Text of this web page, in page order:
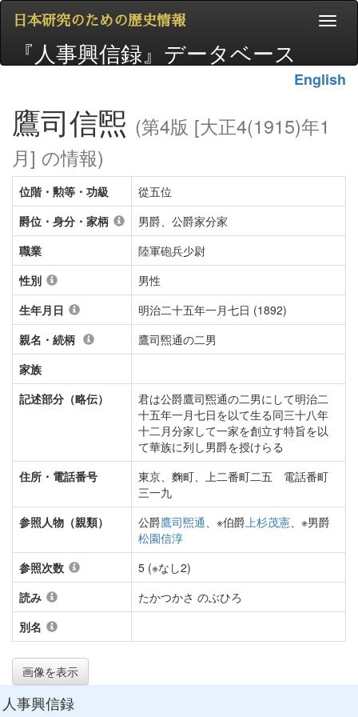
日本研究のための歴史情報
『人事興信録』データベース
English
鷹司信煕 (第4版 [大正4(1915)年1
月] の情報)
位階・勲等・功級
從五位
爵位・身分・家柄
男爵、公爵家分家
職業
陸軍砲兵少尉
性別
男性
生年月日
明治二十五年一月七日 (1892)
親名・続柄
鷹司煕通の二男
家族
記述部分（略伝）
君は公爵鷹司煕通の二男にして明治二
十五年一月七日を以て生る同三十八年
十二月分家して一家を創立す特旨を以
て華族に列し男爵を授けらる
住所・電話番号
東京、麴町、上二番町二五 電話番町
三一九
参照人物（親類）
公爵鷹司煕通、※伯爵上杉茂憲、※男爵
松園信淳
参照次数
5 (※なし2)
読み
たかつかさ のぶひろ
別名
画像を表示
人事興信録